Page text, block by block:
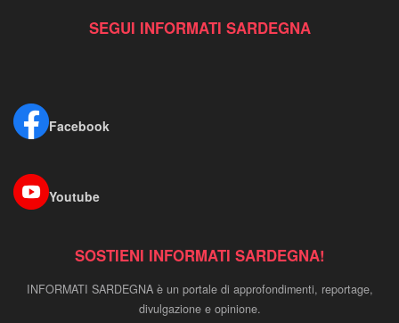
SEGUI INFORMATI SARDEGNA
Facebook
Youtube
SOSTIENI INFORMATI SARDEGNA!
INFORMATI SARDEGNA è un portale di approfondimenti, reportage,
divulgazione e opinione.